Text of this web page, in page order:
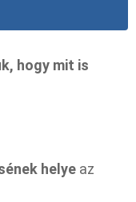
hogy mit is
helye az